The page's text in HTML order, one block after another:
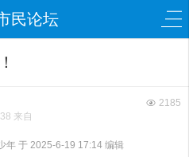
民论坛
2185
来自
年 于 2025-6-19 17:14 编辑